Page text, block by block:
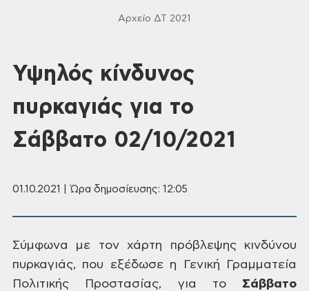
Αρχείο ΔΤ 2021
Υψηλός κίνδυνος
πυρκαγιάς για το
Σάββατο 02/10/2021
01.10.2021 | Ώρα δημοσίευσης: 12:05
Σύμφωνα με τονχάρτη πρόβλεψης κινδύνου
πυρκαγιάς, που εξέδωσε η Γενική Γραμματεία
Πολιτικής Προστασίας, για το Σάββατο